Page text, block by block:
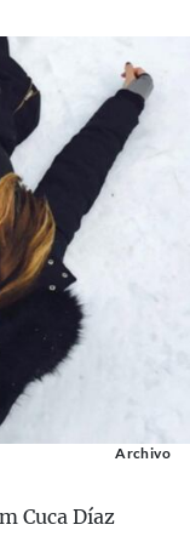
Archivo
Cuca Díaz